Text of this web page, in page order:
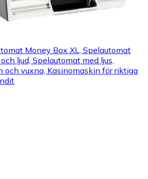
Money Box XL, Spelautomat
ljud, Spelautomat med ljus,
och vuxna, Kasinomaskin för riktiga